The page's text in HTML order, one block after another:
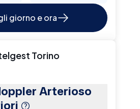
giorno e ora
Torino
Arterioso